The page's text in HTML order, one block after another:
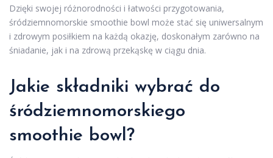
Dzięki swojej różnorodności i łatwości przygotowania,
śródziemnomorskie smoothie bowl może stać się uniwersalnym
i zdrowym posiłkiem na każdą okazję, doskonałym zarówno na
śniadanie, jak i na zdrową przekąskę w ciągu dnia.
Jakie składniki wybrać do
śródziemnomorskiego
smoothie bowl?